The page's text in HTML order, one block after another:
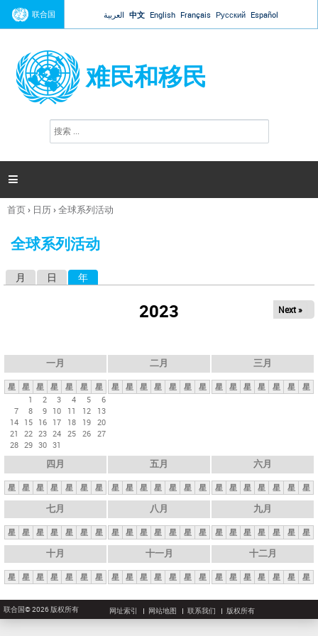
Jump to navigation
联合国 العربية 中文 English Français Русский Español
难民和移民
搜
索

你
这
首页› 日历›全球系列活动
全球系列活动
月 日 年
2023 Next »
一月
星 星 星 星 星 星
星
1
2 3 4 5
6
7
8 9 10 11 12
13
14 15 16 17 18 19 20
21
22 23 24 25 26 27
28 29 30 31
二月
星 星 星 星 星 星 星
三月
星 星 星 星 星 星 星
四月
星 星 星 星 星 星 星
五月
星 星 星 星 星 星 星
六月
星 星 星 星 星 星 星
七月
星 星 星 星 星 星 星
八月
星 星 星 星 星 星 星
九月
星 星 星 星 星 星 星
十月
星 星 星 星 星 星 星
十一月
星 星 星 星 星 星 星
十二月
星 星 星 星 星 星 星
联合国© 2026 版权所有 网址索引 网站地图 联系我们 版权所有